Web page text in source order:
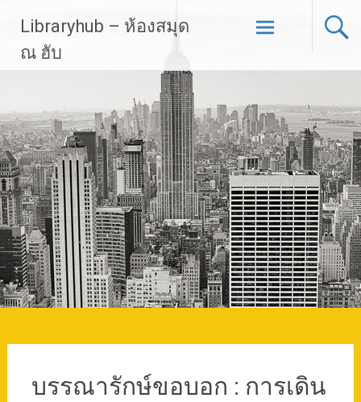
content
Libraryhub – ห้องสมุด
ณ ฮับ
บรรณารักษ์ขอบอก : การเดิน